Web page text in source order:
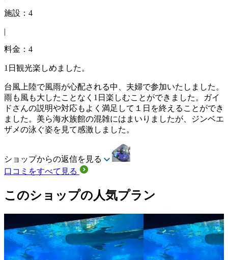
施設：4
|
料金：4
1日観光楽しめました。
台風上陸で風雨が心配される中、夫婦で参加いたしました。
雨も風も大したことなく1日楽しむことができました。ガイ
ドさんの説明や対応もよく満足して１日を終えることができ
ました。美ら海水族館の混雑にはまいりましたが、ジンベエ
ザメの泳ぐ姿を見て感激しました。
ショップからの返信を見る
口コミをすべて見る
このショップの人気プラン